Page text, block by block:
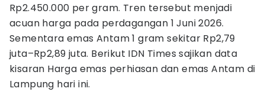
Rp2.450.000 per gram. Tren tersebut menjadi
acuan harga pada perdagangan 1 Juni 2026.
Sementara emas Antam 1 gram sekitar Rp2,79
juta–Rp2,89 juta. Berikut IDN Times sajikan data
kisaran Harga emas perhiasan dan emas Antam di
Lampung hari ini.